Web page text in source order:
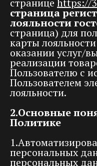
страница
лояльности
страница) для
карты
оказании услуг/
реализации
Пользователю с
Пользователем
лояльности.
2.Основные
Политике
персональных
персональных